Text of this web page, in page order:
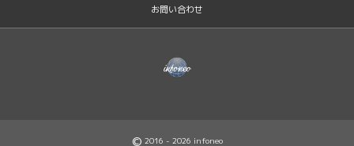
お問い合わせ
© 2016 - 2026 infoneo